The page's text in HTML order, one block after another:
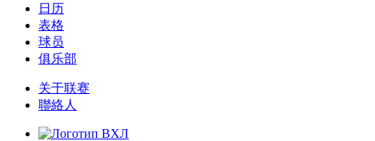
日历
表格
球员
俱乐部
关于联赛
聯絡人